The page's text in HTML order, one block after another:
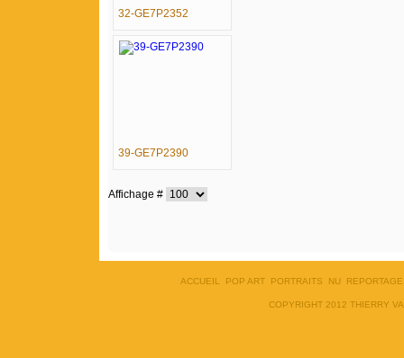
32-GE7P2352
39-GE7P2390
Affichage #
ACCUEIL POP ART PORTRAITS NU
COPYRIGHT 2012 THIERRY